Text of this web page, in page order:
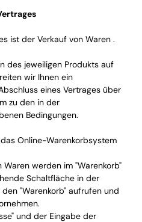
ist der Verkauf von Waren .
des jeweiligen Produkts auf
wir Ihnen ein
eines Vertrages über
zu den in der
Bedingungen.
Online-Warenkorbsystem
werden im "Warenkorb"
Schaltfläche in der
"Warenkorb" aufrufen und
und der Eingabe der